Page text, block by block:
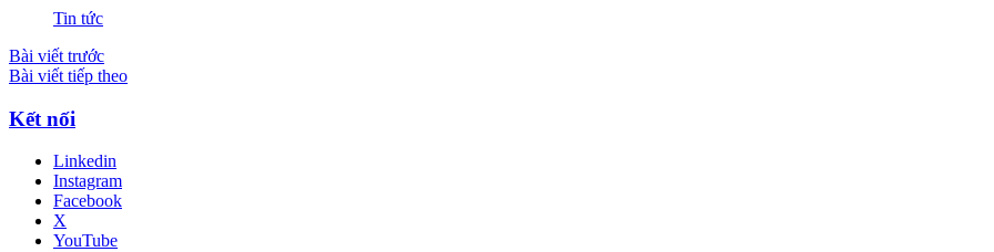
Tin tức
Bài viết trước
Bài viết tiếp theo
Kết nối
Linkedin
Instagram
Facebook
X
YouTube